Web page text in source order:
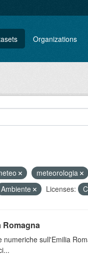
Organizations
meteorologia
Ambiente Licenses:
sull'Emilia